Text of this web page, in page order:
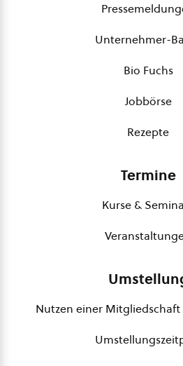
Unternehmer-
Bio Fuchs
Jobbörse
Rezepte
Termine
Kurse &
Nutzen einer Mitgliedschaft